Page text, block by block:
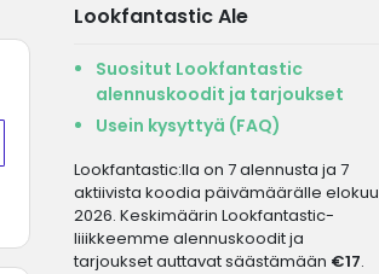
Lookfantastic Ale
Suositut Lookfantastic
alennuskoodit ja tarjoukset
Usein kysyttyä (FAQ)
Lookfantastic:lla on 7 alennusta ja 7
aktiivista koodia päivämäärälle elokuu
2026. Keskimäärin Lookfantastic-
liiikkeemme alennuskoodit ja
tarjoukset auttavat säästämään €17.